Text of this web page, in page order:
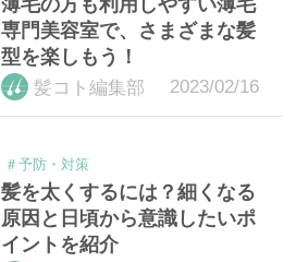
薄毛の方も利用しやすい薄毛
専門美容室で、さまざまな髪
型を楽しもう！
髪コト編集部
2023/02/16
＃予防・対策
髪を太くするには？細くなる
原因と日頃から意識したいポ
イントを紹介